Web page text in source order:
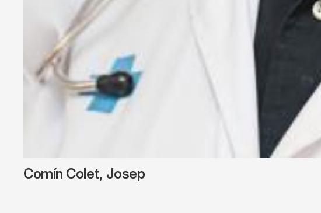
Comín Colet, Josep